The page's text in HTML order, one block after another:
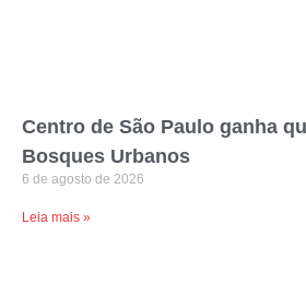
Centro de São Paulo ganha
Bosques Urbanos
6 de agosto de 2026
Leia mais »